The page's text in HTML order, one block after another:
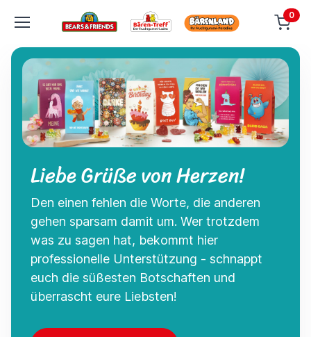
0
Liebe Grüße von Herzen!
Den einen fehlen die Worte, die anderen
gehen sparsam damit um. Wer trotzdem
was zu sagen hat, bekommt hier
professionelle Unterstützung - schnappt
euch die süßesten Botschaften und
überrascht eure Liebsten!